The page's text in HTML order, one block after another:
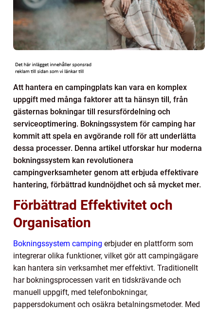
Att hantera en campingplats kan vara en komplex
uppgift med många faktorer att ta hänsyn till, från
gästernas bokningar till resursfördelning och
serviceoptimering. Bokningssystem för camping har
kommit att spela en avgörande roll för att underlätta
dessa processer. Denna artikel utforskar hur moderna
bokningssystem kan revolutionera
campingverksamheter genom att erbjuda effektivare
hantering, förbättrad kundnöjdhet och så mycket mer.
Förbättrad Effektivitet och
Organisation
Bokningssystem camping erbjuder en plattform som
integrerar olika funktioner, vilket gör att campingägare
kan hantera sin verksamhet mer effektivt. Traditionellt
har bokningsprocessen varit en tidskrävande och
manuell uppgift, med telefonbokningar,
pappersdokument och osäkra betalningsmetoder. Med